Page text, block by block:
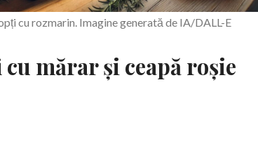
cu rozmarin. Imagine generată de IA/DALL-E
mărar și ceapă roșie